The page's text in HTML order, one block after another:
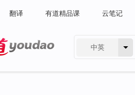
翻译 有道精品课 云笔记
中英